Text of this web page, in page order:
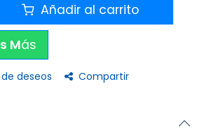
Añadir al carrito
Más
deseos Compartir